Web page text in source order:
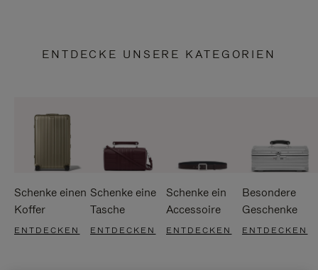
ENTDECKE UNSERE KATEGORIEN
Schenke einen
Koffer
ENTDECKEN
Schenke eine
Tasche
ENTDECKEN
Schenke ein
Accessoire
ENTDECKEN
Besondere
Geschenke
ENTDECKEN